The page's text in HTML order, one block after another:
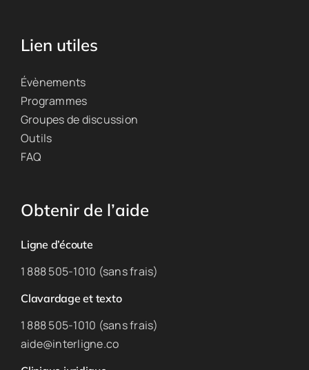
Lien utiles
Évènements
Programmes
Groupes de discussion
Outils
FAQ
Obtenir de l’aide
Ligne d’écoute
1 888 505-1010 (sans frais)
Clavardage et texto
1 888 505-1010 (sans frais)
aide@interligne.co